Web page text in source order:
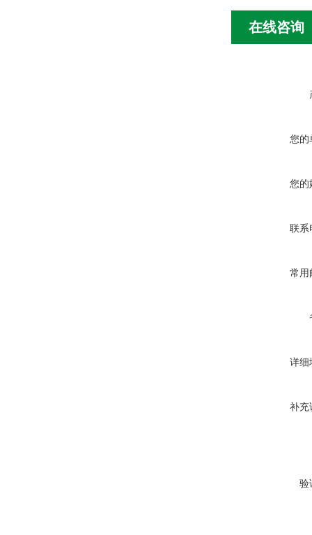
在线咨询
您的
您的
联系
常用
详细
补充
验